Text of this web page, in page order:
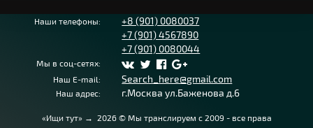
Наши телефоны:
+8 (901) 0080037
+7 (901) 4567890
+7 (901) 0080044
Мы в соц-сетях:
Наш E-mail:
Search_here@gmail.com
Наш адрес: г.Москва ул.Баженова д.6
«Ищи тут» → 2026© Мы транслируем с 2009 - все права